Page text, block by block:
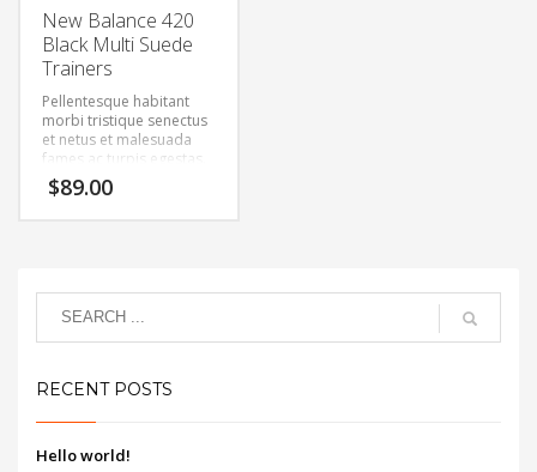
New Balance 420
Black Multi Suede
Trainers
Pellentesque habitant
morbi tristique senectus
et netus et malesuada
fames ac turpis egestas.
Vestibulum tortor quam,
feugiat vitae, ultricies
mi vitae est. Mauris
placerat eleifend leo.
$89.00
RECENT POSTS
Hello world!